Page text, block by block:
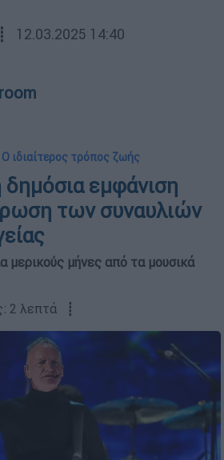
12.03.2025 14:40
Ο ιδιαίτερος τρόπος ζωής
εμφάνιση
των συναυλιών
μερικούς μήνες από τα μουσικά
2 λεπτά ┋